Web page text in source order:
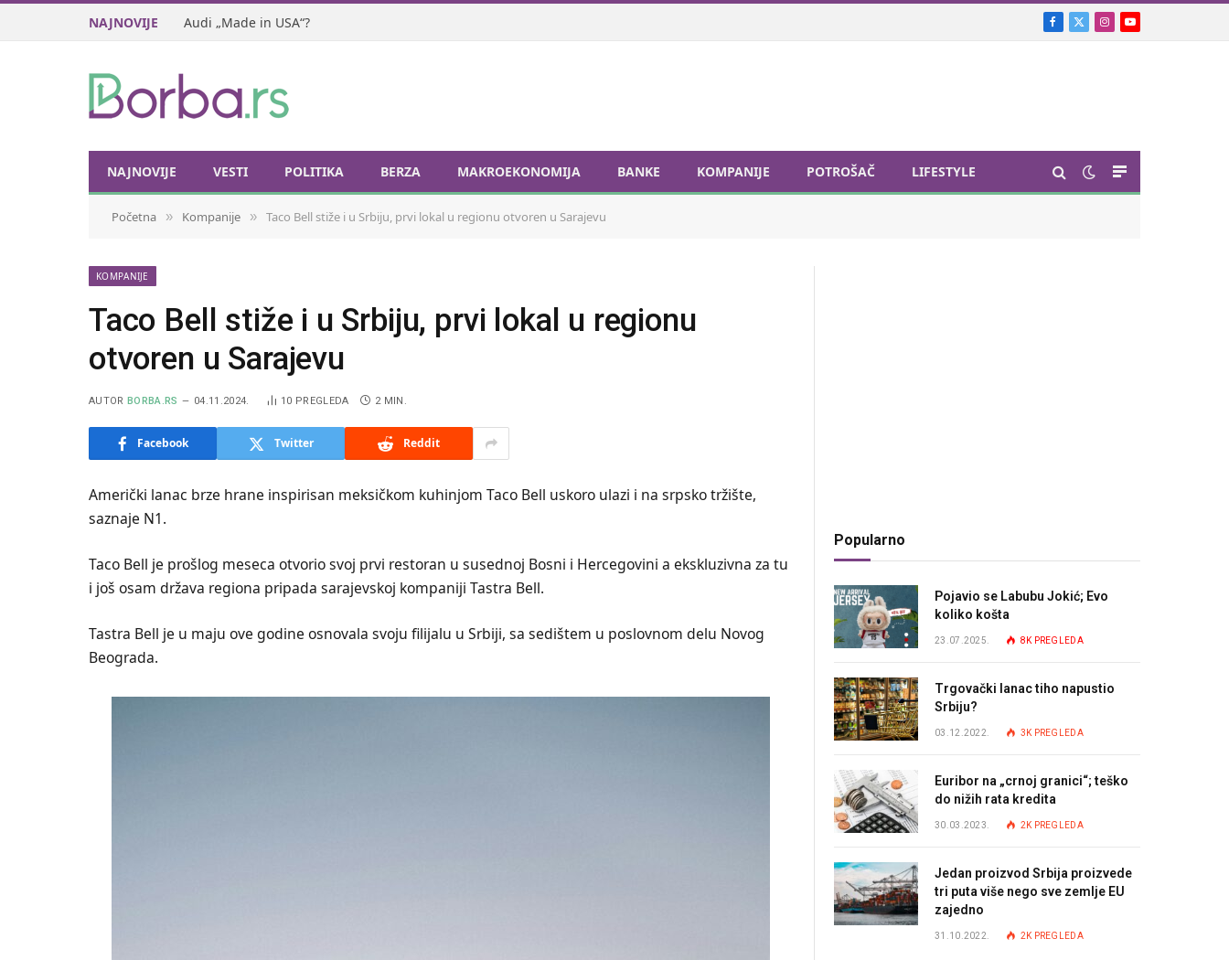
NAJNOVIJE Audi „Made in USA“? Facebook
X
Instagram
YouTube
NAJNOVIJE VESTI POLITIKA BERZA MAKROEKONOMIJA BANKE KOMPANIJE POTROŠAČ LIFESTYLE
Početna » Kompanije » Taco Bell stiže i u Srbiju, prvi lokal u regionu otvoren u Sarajevu
KOMPANIJE
Taco Bell stiže i u Srbiju, prvi lokal u regionu
otvoren u Sarajevu
AUTOR BORBA.RS 04.11.2024. 10 PREGLEDA 2 MIN.
Facebook Twitter Reddit
Američki lanac brze hrane inspirisan meksičkom kuhinjom Taco Bell uskoro ulazi i na srpsko tržište,
saznaje N1.
Taco Bell je prošlog meseca otvorio svoj prvi restoran u susednoj Bosni i Hercegovini a ekskluzivna za tu
i još osam država regiona pripada sarajevskoj kompaniji Tastra Bell.
Tastra Bell je u maju ove godine osnovala svoju filijalu u Srbiji, sa sedištem u poslovnom delu Novog
Beograda.
Popularno
Pojavio se Labubu Jokić; Evo
koliko košta
23.07.2025. 8K PREGLEDA
Trgovački lanac tiho napustio
Srbiju?
03.12.2022. 3K PREGLEDA
Euribor na „crnoj granici“; teško
do nižih rata kredita
30.03.2023. 2K PREGLEDA
Jedan proizvod Srbija proizvede
tri puta više nego sve zemlje EU
zajedno
31.10.2022. 2K PREGLEDA